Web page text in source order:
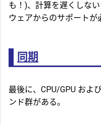
も！)、計算を遅くしな
ウェアからのサポートが
同期
最後に、CPU/GPU およ
ンド群がある。